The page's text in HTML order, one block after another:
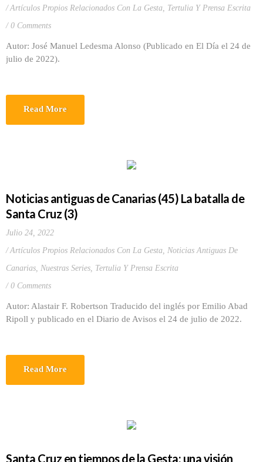
Artículos Propios Relacionados Con La Gesta, Tertulia Y Prensa Escrita
0 Comments
Autor: José Manuel Ledesma Alonso (Publicado en El Día el 24 de
julio de 2022).
Read More
Noticias antiguas de Canarias (45) La batalla de
Santa Cruz (3)
Julio 24, 2022
Artículos Propios Relacionados Con La Gesta, Noticias Antiguas De
Canarias, Nuestras Series, Tertulia Y Prensa Escrita
0 Comments
Autor: Alastair F. Robertson Traducido del inglés por Emilio Abad
Ripoll y publicado en el Diario de Avisos el 24 de julio de 2022.
Read More
Santa Cruz en tiempos de la Gesta: una visión